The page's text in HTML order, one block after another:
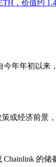
，价值约
年年初以
或经济前
的